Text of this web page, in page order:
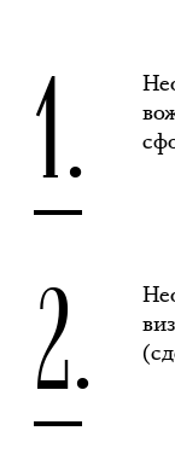
1.
2.